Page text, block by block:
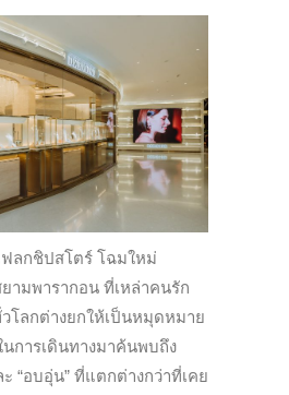
ลกชิปสโตร์ โฉมใหม่
ามพารากอน ที่เหล่าคนรัก
โลกต่างยกให้เป็นหมุดหมาย
การเดินทางมาค้นพบถึง
“อบอุ่น” ที่แตกต่างกว่าที่เคย